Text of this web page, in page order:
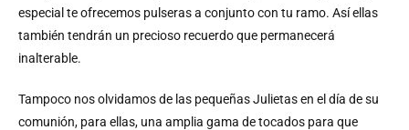
especial te ofrecemos pulseras a conjunto con tu ramo. Así ellas
también tendrán un precioso recuerdo que permanecerá
inalterable.
Tampoco nos olvidamos de las pequeñas Julietas en el día de su
comunión, para ellas, una amplia gama de tocados para que